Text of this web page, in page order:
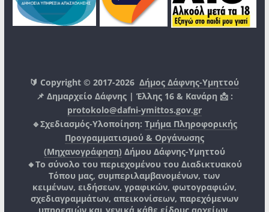
🔰 Copyright © 2017-2026Δήμος Δάφνης-Υμηττού
📌 Δημαρχείο Δάφνης | Έλλης 16 & Κανάρη 📩 :
protokolo@dafni-ymittos.gov.gr
🔹Σχεδιασμός-Υλοποίηση: Τμήμα Πληροφορικής
Προγραμματισμού & Οργάνωσης
(Μηχανογράφηση) Δήμου Δάφνης-Υμηττού
🔸Το σύνολο του περιεχομένου του Διαδικτυακού
Τόπου μας, συμπεριλαμβανομένων, των
κειμένων, ειδήσεων, γραφικών, φωτογραφιών,
σχεδιαγραμμάτων, απεικονίσεων, παρεχόμενων